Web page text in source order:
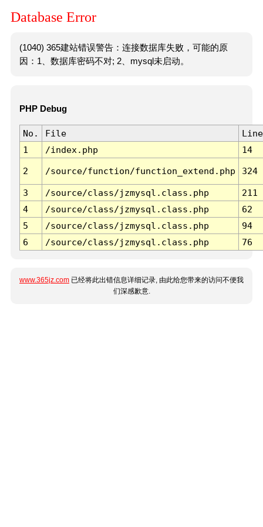
Database Error
(1040) 365建站错误警告：连接数据库失败，可能的原
因：1、数据库密码不对; 2、mysql未启动。
PHP Debug
No. File
Line
1
/index.php 14
2 /source/function/function_extend.php 324
3 /source/class/jzmysql.class.php
211
4
/source/class/jzmysql.class.php
62
5
/source/class/jzmysql.class.php
94
6
/source/class/jzmysql.class.php 76
www.365jz.com 已经将此出错信息详细记录, 由此给您带来的访问不便我
们深感歉意.